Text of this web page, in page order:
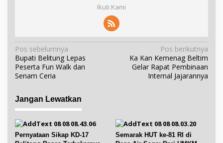
Ikuti Kami
N
a
v
g
a
s
i
Pos sebelumnya
Bupati Belitung Lepas
Peserta Fun Walk dan
Senam Ceria
Pos berikutnya
Ka Kan Kemenag Beltim
Gelar Rapat Pembinaan
Internal Jajarannya
Jangan Lewatkan
Pernyataan Sikap KD-17
Semarak HUT ke-81 RI di